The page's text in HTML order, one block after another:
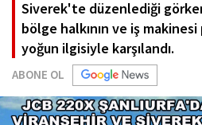
Siverek'te düzenlediği
bölge halkının ve iş
yoğun ilgisiyle karşılandı.
ABONE OL